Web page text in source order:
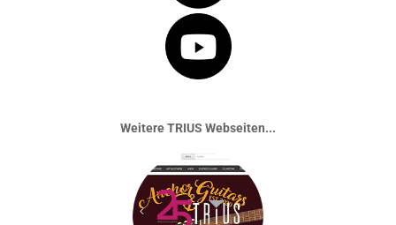
Weitere TRIUS Webseiten...